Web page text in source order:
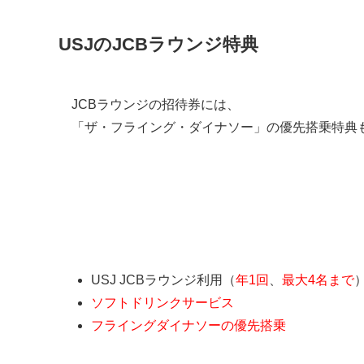
USJのJCBラウンジ特典
JCBラウンジの招待券には、
「ザ・フライング・ダイナソー」の優先搭乗特典
USJ JCBラウンジ利用（年1回 最大4名まで）
ソフトドリンクサービス
フライングダイナソーの優先搭乗